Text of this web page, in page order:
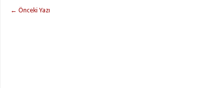
← Önceki Yazı